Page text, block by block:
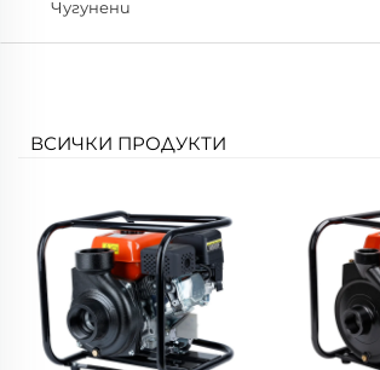
Чугунени
ВСИЧКИ ПРОДУКТИ